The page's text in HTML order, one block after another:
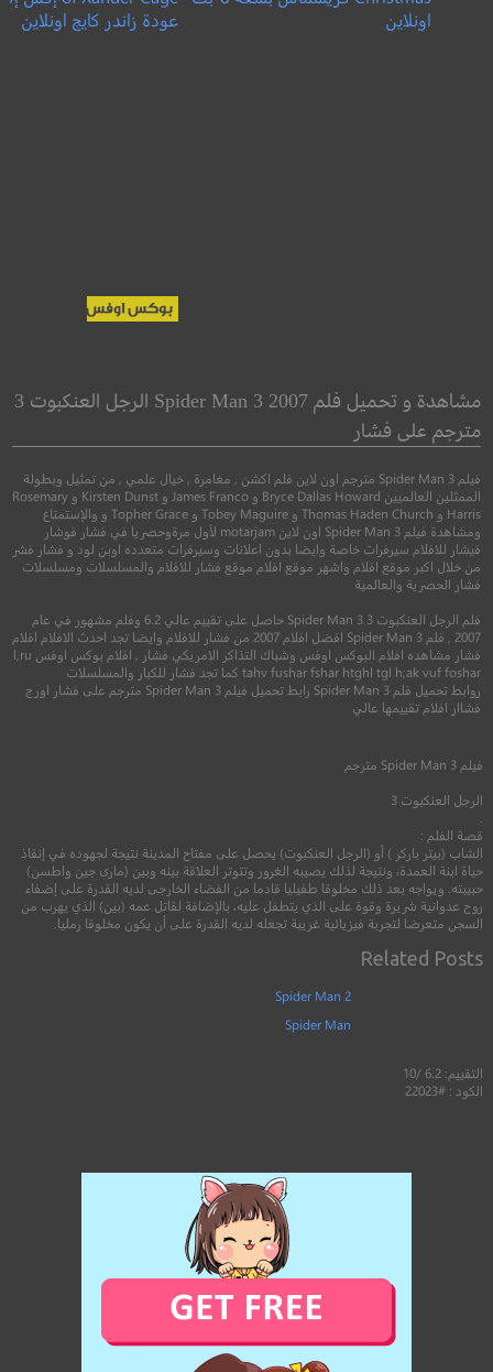
كريسماس بسعة 8-بت
6.7
إكس إكس إكس:
كايج
اكشن●مغامرة
مشاهدة و تحميل فلم Spider Man 3 2007 الرجل العنكبوت 3
مترجم على فشار
فيلم Spider Man 3 مترجم اون لاين فلم اكشن , مغامرة , خيال علمي , من تمثيل وبطولة
الممثلين العالميين Bryce Dallas Howard و James Franco و Kirsten Dunst و Rosemary
Harris و Thomas Haden Church و Tobey Maguire و Topher Grace و والإستمتاع
ومشاهدة فيلم Spider Man 3 اون لاين motarjam لأول مرةوحصريا في فشار فوشار
فيشار للافلام سيرفرات خاصة وايضا بدون اعلانات وسيرفرات متعدده اوبن لود و فشار فشر
من خلال اكبر موقع افلام واشهر موقع افلام موقع فشار للافلام والمسلسلات ومسلسلات
فشار الحصرية والعالمية
فلم الرجل العنكبوت 3 Spider Man 3 حاصل على تقييم عالي 6.2 وفلم مشهور في عام
2007 , فلم Spider Man 3 افضل افلام 2007 من فشار للافلام وايضا تجد احدث الافلام افلام
فشار مشاهده افلام البوكس اوفس وشباك التذاكر الامريكي فشار , افلام بوكس اوفس l,ru
tahv fushar fshar htghl tgl h;ak vuf foshar كما تجد فشار للكبار والمسلسلات
روابط تحميل فلم Spider Man 3 رابط تحميل فيلم Spider Man 3 مترجم على فشار اورج
فشاار افلام تقييمها عالي
فيلم Spider Man 3 مترجم
الرجل العنكبوت 3
قصة الفلم :
الشاب (بيتر باركر ) أو (الرجل العنكبوت) يحصل على مفتاح المدينة نتيجة لجهوده في إنقاذ
حياة ابنة العمدة، ونتيجة لذلك يصيبه الغرور وتتوتر العلاقة بينه وبين (مارى جين واطسن)
حبيبته. ويواجه بعد ذلك مخلوقا طفيليا قادما من الفضاء الخارجى لديه القدرة على إضفاء
روح عدوانية شريرة وقوة على الذي يتطفل عليه، بالإضافة لقاتل عمه (بين) الذي يهرب من
السجن متعرضا لتجربة فيزيائية غريبة تجعله لديه القدرة على أن يكون مخلوقا رمليا.
Related Posts
Spider Man 2
Spider Man
التقييم: 6.2 /10
الكود : #22023